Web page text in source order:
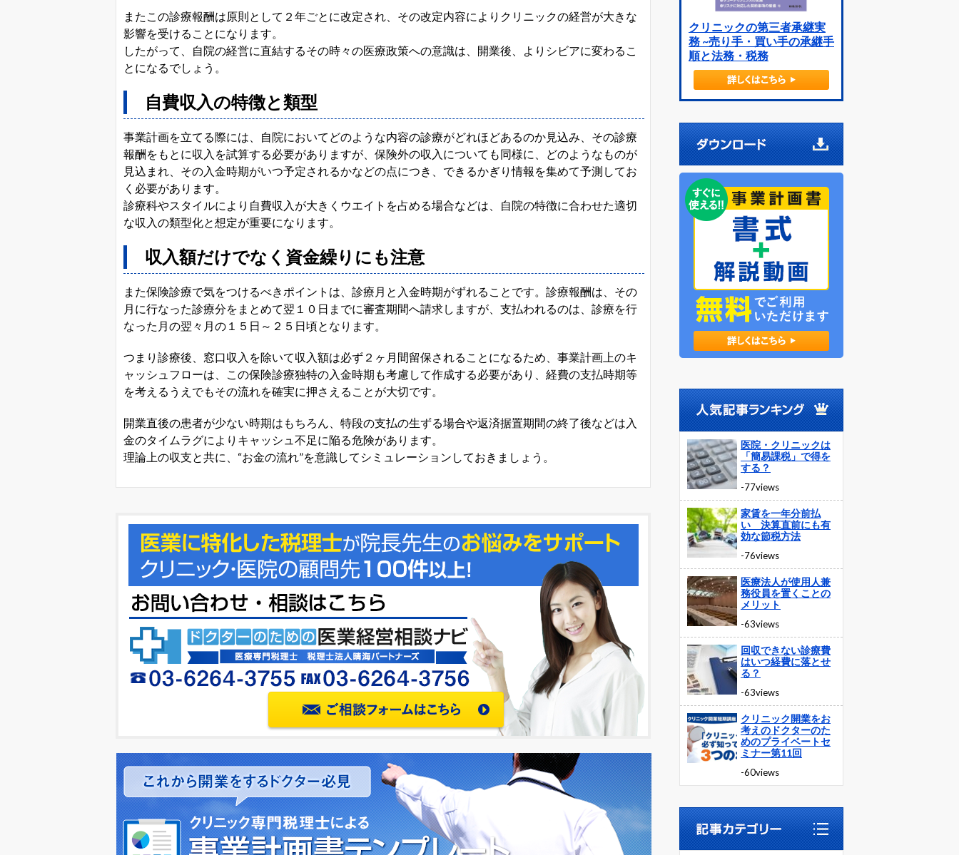
またこの診療報酬は原則として２年ごとに改定され、その改定内容によりクリニックの経営が大きな
影響を受けることになります。
したがって、自院の経営に直結するその時々の医療政策への意識は、開業後、よりシビアに変わるこ
とになるでしょう。
自費収入の特徴と類型
事業計画を立てる際には、自院においてどのような内容の診療がどれほどあるのか見込み、その診療
報酬をもとに収入を試算する必要がありますが、保険外の収入についても同様に、どのようなものが
見込まれ、その入金時期がいつ予定されるかなどの点につき、できるかぎり情報を集めて予測してお
く必要があります。
診療科やスタイルにより自費収入が大きくウエイトを占める場合などは、自院の特徴に合わせた適切
な収入の類型化と想定が重要になります。
収入額だけでなく資金繰りにも注意
また保険診療で気をつけるべきポイントは、診療月と入金時期がずれることです。診療報酬は、その
月に行なった診療分をまとめて翌１０日までに審査期間へ請求しますが、支払われるのは、診療を行
なった月の翌々月の１５日～２５日頃となります。
つまり診療後、窓口収入を除いて収入額は必ず２ヶ月間留保されることになるため、事業計画上のキ
ャッシュフローは、この保険診療独特の入金時期も考慮して作成する必要があり、経費の支払時期等
を考えるうえでもその流れを確実に押さえることが大切です。
開業直後の患者が少ない時期はもちろん、特段の支払の生ずる場合や返済据置期間の終了後などは入
金のタイムラグによりキャッシュ不足に陥る危険があります。
理論上の収支と共に、“お金の流れ”を意識してシミュレーションしておきましょう。
クリニックの第三者承継実
務 ~売り手・買い手の承継手
順と法務・税務
医院・クリニックは
「簡易課税」で得を
する？
-77views
家賃を一年分前払
い 決算直前にも有
効な節税方法
-76views
医療法人が使用人兼
務役員を置くことの
メリット
-63views
回収できない診療費
はいつ経費に落とせ
る？
-63views
クリニック開業をお
考えのドクターのた
めのプライベートセ
ミナー第11回
-60views